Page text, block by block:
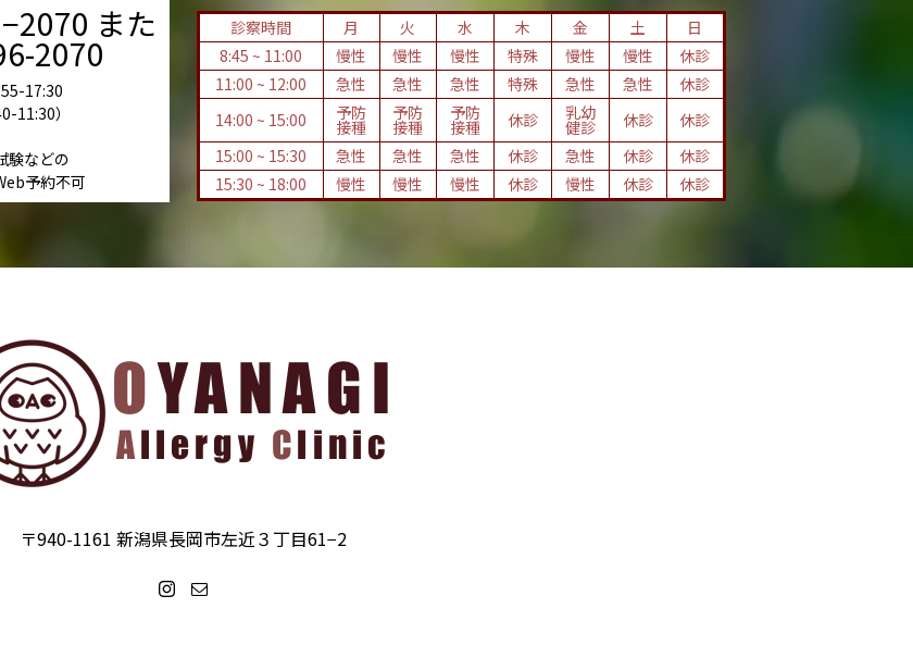
また
2070
17:30
）
験などの
予約不可
診察時間 月 火 水 木 金 土
日
8:45 ~ 11:00
慢性 慢性 慢性 特殊 慢性 慢性
休診
11:00 ~ 12:00
急性 急性 急性 特殊 急性 急性
休診
14:00 ~ 15:00
予防
接種
予防
接種
予防
接種 休診 乳幼
健診 休診
休診
15:00 ~ 15:30
急性 急性 急性 休診 急性 休診
休診
15:30 ~ 18:00
慢性 慢性 慢性 休診 慢性 休診 休診
〒940-1161 新潟県長岡市左近３丁目61−2